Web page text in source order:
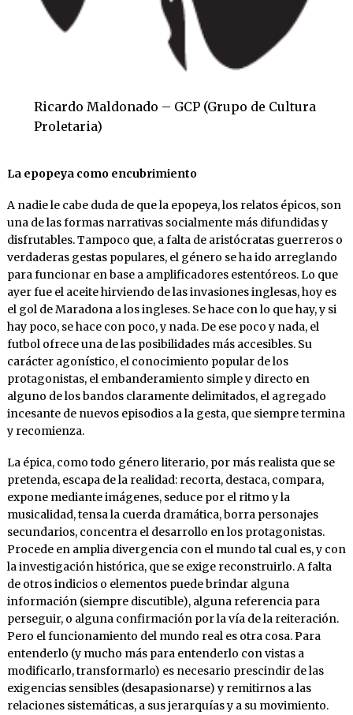
Ricardo Maldonado – GCP (Grupo de Cultura
Proletaria)
La epopeya como encubrimiento
A nadie le cabe duda de que la epopeya, los relatos épicos, son
una de las formas narrativas socialmente más difundidas y
disfrutables. Tampoco que, a falta de aristócratas guerreros o
verdaderas gestas populares, el género se ha ido arreglando
para funcionar en base a amplificadores estentóreos. Lo que
ayer fue el aceite hirviendo de las invasiones inglesas, hoy es
el gol de Maradona a los ingleses. Se hace con lo que hay, y si
hay poco, se hace con poco, y nada. De ese poco y nada, el
futbol ofrece una de las posibilidades más accesibles. Su
carácter agonístico, el conocimiento popular de los
protagonistas, el embanderamiento simple y directo en
alguno de los bandos claramente delimitados, el agregado
incesante de nuevos episodios a la gesta, que siempre termina
y recomienza.
La épica, como todo género literario, por más realista que se
pretenda, escapa de la realidad: recorta, destaca, compara,
expone mediante imágenes, seduce por el ritmo y la
musicalidad, tensa la cuerda dramática, borra personajes
secundarios, concentra el desarrollo en los protagonistas.
Procede en amplia divergencia con el mundo tal cual es, y con
la investigación histórica, que se exige reconstruirlo. A falta
de otros indicios o elementos puede brindar alguna
información (siempre discutible), alguna referencia para
perseguir, o alguna confirmación por la vía de la reiteración.
Pero el funcionamiento del mundo real es otra cosa. Para
entenderlo (y mucho más para entenderlo con vistas a
modificarlo, transformarlo) es necesario prescindir de las
exigencias sensibles (desapasionarse) y remitirnos a las
relaciones sistemáticas, a sus jerarquías y a su movimiento.